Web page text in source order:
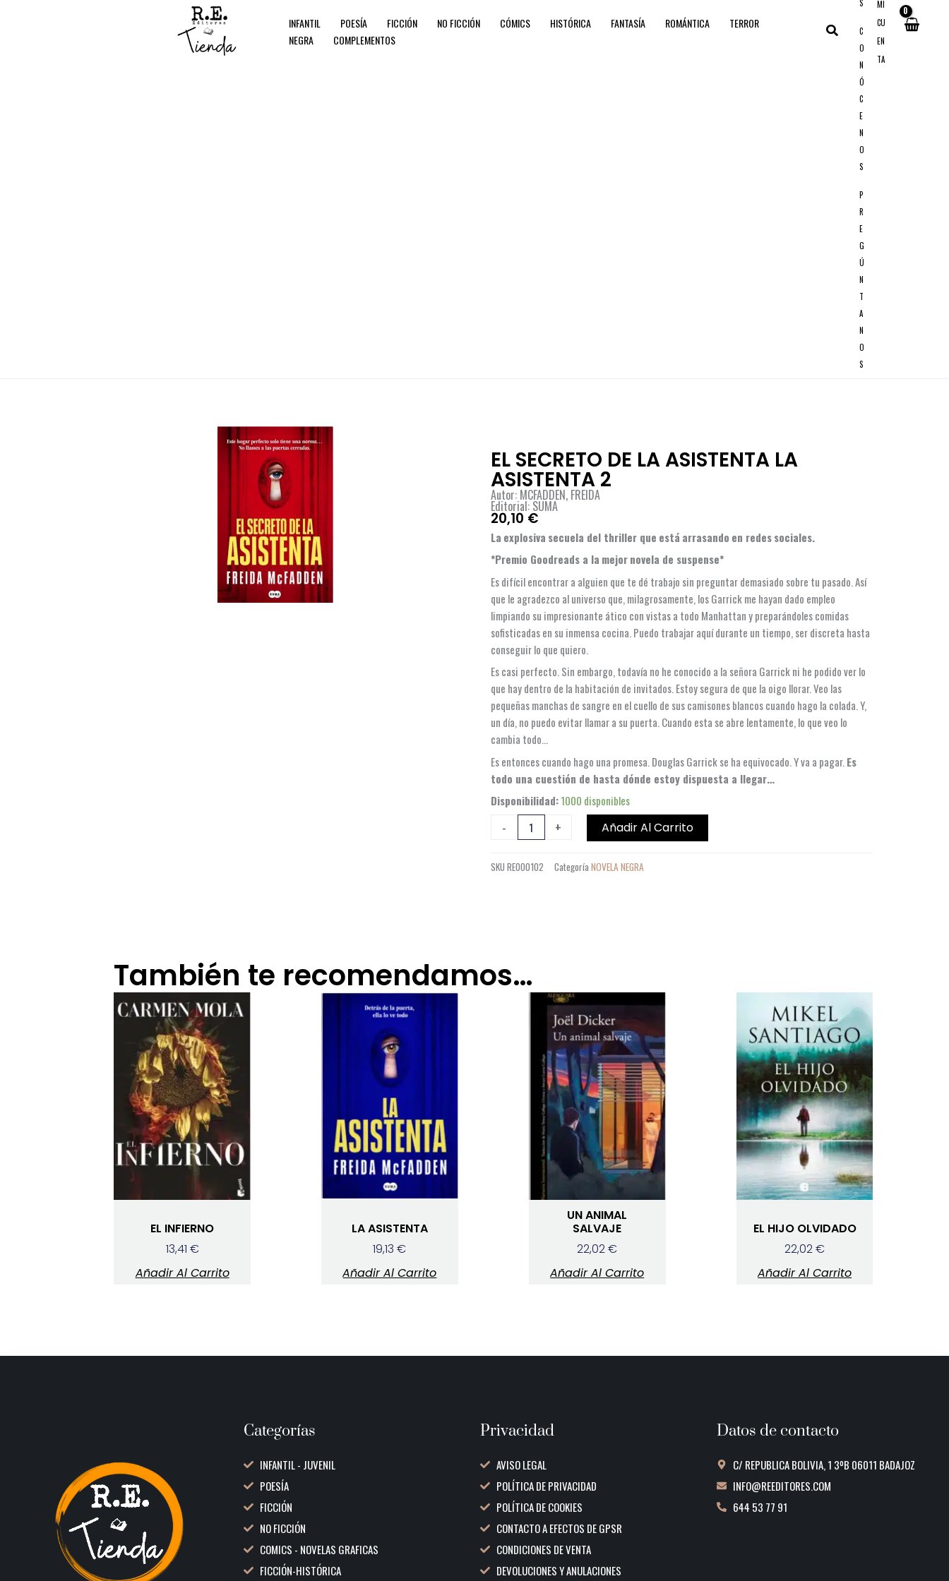
INFANTIL POESÍA FICCIÓN NO FICCIÓN CÓMICS HISTÓRICA FANTASÍA ROMÁNTICA
TERROR
NEGRA
COMPLEMENTOS Buscar
S
C
O
N
Ó
C
E
N
O
S
P
R
E
G
Ú
N
T
A
N
O
S
MI
CU
EN
TA
EL SECRETO DE LA ASISTENTA LA
ASISTENTA 2
Autor: MCFADDEN, FREIDA
Editorial: SUMA
20,10 €
La explosiva secuela del thriller que está arrasando en redes sociales.
*Premio Goodreads a la mejor novela de suspense*
Es difícil encontrar a alguien que te dé trabajo sin preguntar demasiado sobre tu pasado. Así
que le agradezco al universo que, milagrosamente, los Garrick me hayan dado empleo
limpiando su impresionante ático con vistas a todo Manhattan y preparándoles comidas
sofisticadas en su inmensa cocina. Puedo trabajar aquí durante un tiempo, ser discreta hasta
conseguir lo que quiero.
Es casi perfecto. Sin embargo, todavía no he conocido a la señora Garrick ni he podido ver lo
que hay dentro de la habitación de invitados. Estoy segura de que la oigo llorar. Veo las
pequeñas manchas de sangre en el cuello de sus camisones blancos cuando hago la colada. Y,
un día, no puedo evitar llamar a su puerta. Cuando esta se abre lentamente, lo que veo lo
cambia todo…
Es entonces cuando hago una promesa. Douglas Garrick se ha equivocado. Y va a pagar. Es
todo una cuestión de hasta dónde estoy dispuesta a llegar…
Disponibilidad: 1000 disponibles
-
EL
SECRETO
ASISTENTA
+ Añadir Al Carrito
SKU RE000102 Categoría NOVELA NEGRA
También te recomendamos…
EL INFIERNO
13,41 €
Añadir Al Carrito
LA ASISTENTA
19,13€
Añadir Al Carrito
UN ANIMAL
SALVAJE
22,02€
Añadir Al Carrito
EL HIJO OLVIDADO
22,02€
Añadir Al Carrito
Categorías
INFANTIL - JUVENIL
POESÍA
FICCIÓN
NO FICCIÓN
COMICS - NOVELAS GRAFICAS
FICCIÓN-HISTÓRICA
Privacidad
AVISO LEGAL
POLÍTICA DE PRIVACIDAD
POLÍTICA DE COOKIES
CONTACTO A EFECTOS DE GPSR
CONDICIONES DE VENTA
DEVOLUCIONES Y ANULACIONES
Datos de contacto
C/ REPUBLICA BOLIVIA, 1 3ºB 06011 BADAJOZ
INFO@REEDITORES.COM
644 53 77 91